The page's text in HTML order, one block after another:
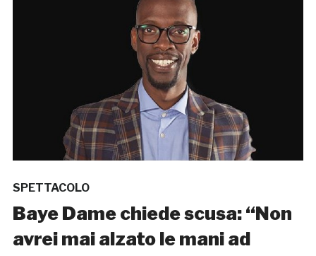
SPETTACOLO
Baye Dame chiede scusa: “Non
avrei mai alzato le mani ad